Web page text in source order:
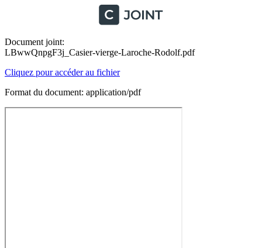
Document joint:
LBwwQnpgF3j_Casier-vierge-Laroche-Rodolf.pdf
Cliquez pour accéder au fichier
Format du document: application/pdf